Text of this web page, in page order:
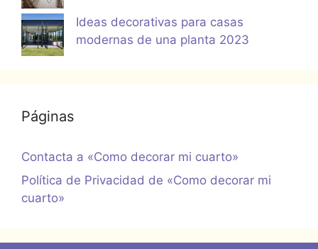
Ideas decorativas para casas
modernas de una planta 2023
Páginas
Contacta a «Como decorar mi cuarto»
Política de Privacidad de «Como decorar mi
cuarto»